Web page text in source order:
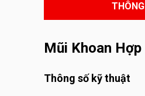
Mũi Khoan
Thông số kỹ thuật